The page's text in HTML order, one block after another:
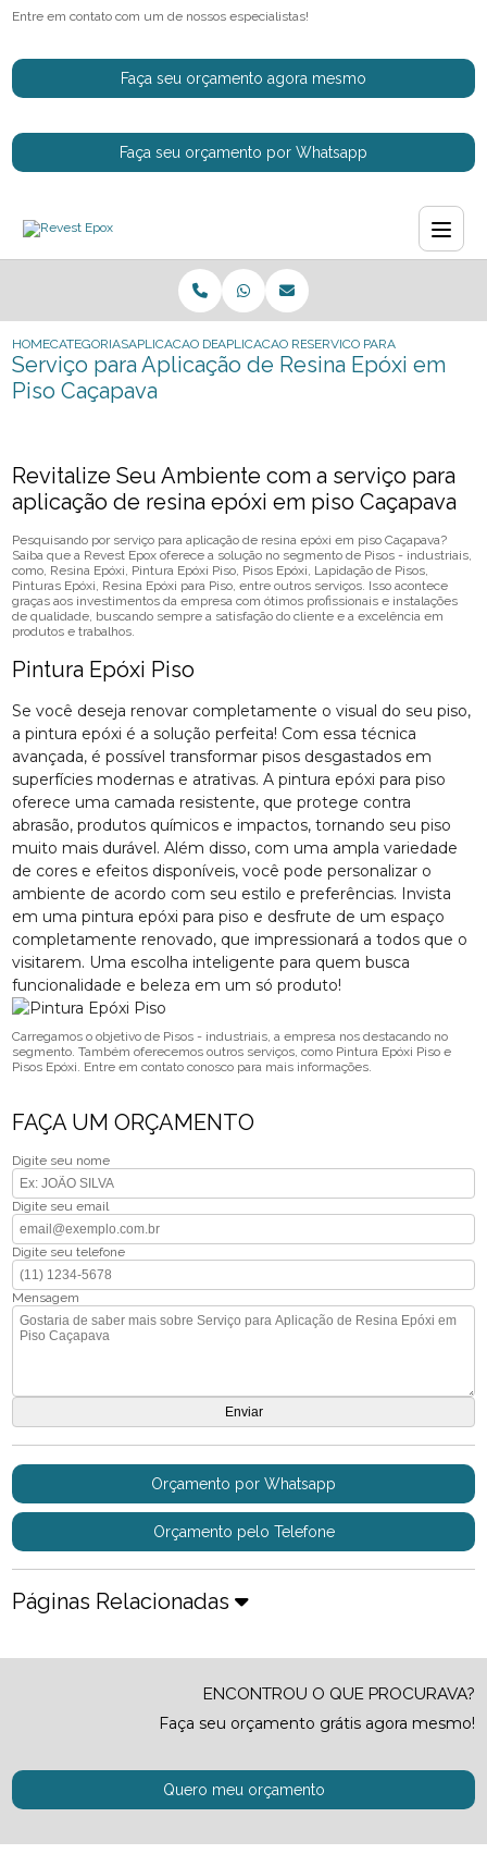
Entre em contato com um de nossos especialistas!
Faça seu orçamento agora mesmo
Faça seu orçamento por Whatsapp
HOMECATEGORIASAPLICACAO DE RESINAS EPOXI
APLICACAO RESINA EPOXI CINZA
SERVICO PARA APLICACAO
Serviço para Aplicação de Resina Epóxi em
Piso Caçapava
Revitalize Seu Ambiente com a serviço para
aplicação de resina epóxi em piso Caçapava
Pesquisando por serviço para aplicação de resina epóxi em piso Caçapava?
Saiba que a Revest Epox oferece a solução no segmento de Pisos - industriais,
como, Resina Epóxi, Pintura Epóxi Piso, Pisos Epóxi, Lapidação de Pisos,
Pinturas Epóxi, Resina Epóxi para Piso, entre outros serviços. Isso acontece
graças aos investimentos da empresa com ótimos profissionais e instalações
de qualidade, buscando sempre a satisfação do cliente e a excelência em
produtos e trabalhos.
Pintura Epóxi Piso
Se você deseja renovar completamente o visual do seu piso,
a pintura epóxi é a solução perfeita! Com essa técnica
avançada, é possível transformar pisos desgastados em
superfícies modernas e atrativas. A pintura epóxi para piso
oferece uma camada resistente, que protege contra
abrasão, produtos químicos e impactos, tornando seu piso
muito mais durável. Além disso, com uma ampla variedade
de cores e efeitos disponíveis, você pode personalizar o
ambiente de acordo com seu estilo e preferências. Invista
em uma pintura epóxi para piso e desfrute de um espaço
completamente renovado, que impressionará a todos que o
visitarem. Uma escolha inteligente para quem busca
funcionalidade e beleza em um só produto!
Carregamos o objetivo de Pisos - industriais, a empresa nos destacando no
segmento. Também oferecemos outros serviços, como Pintura Epóxi Piso e
Pisos Epóxi. Entre em contato conosco para mais informações.
FAÇA UM ORÇAMENTO
Digite seu nome
Digite seu email
Digite seu telefone
Mensagem
Orçamento por Whatsapp
Orçamento pelo Telefone
Páginas Relacionadas
ENCONTROU O QUE PROCURAVA?
Faça seu orçamento grátis agora mesmo!
Quero meu orçamento